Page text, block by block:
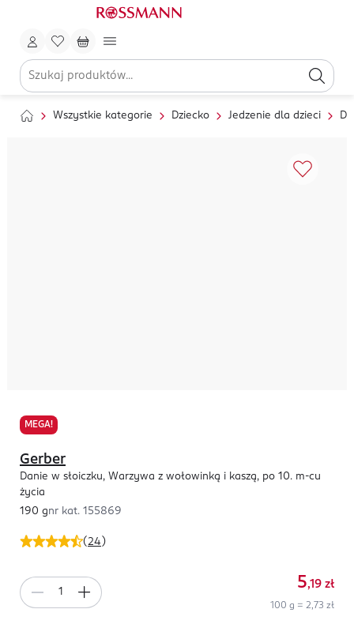
Wszystkie kategorie Dziecko Jedzenie dla dzieci
MEGA!
(24 )
Gerber
Danie w słoiczku, Warzywa z wołowinką i kaszą, po 10. m-cu
życia
190 gnr kat. 155869
5,19 zł
100 g = 2,73 zł